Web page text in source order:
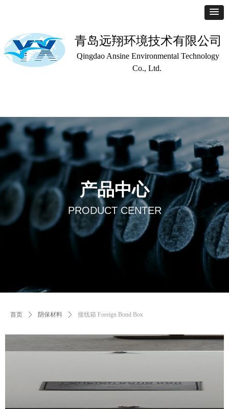
青岛远翔环境技术有限公司
Qingdao Ansine Environmental Technology
Co., Ltd.
首页 ꄲ 阴保材料 ꄲ 接线箱 Foreign Bond Box
产品中心
PRODUCT CENTER